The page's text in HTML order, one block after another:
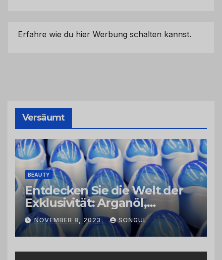
Erfahre wie du hier Werbung schalten kannst.
Versäumt
BEAUTY
Entdecken Sie die Welt der
Exklusivität: Arganöl,
Kaktusfeigenkernöl und
Schwarzkümmelöl von
vertrauenswürdigen
Großhändlern und Anbietern
NOVEMBER 8, 2023 SONGUL